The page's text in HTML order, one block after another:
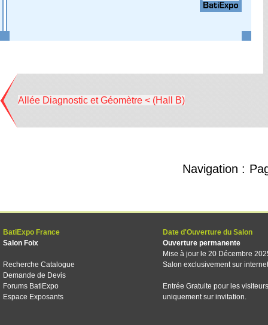
Allée Diagnostic et Géomètre < (Hall B)
Navigation :
BatiExpo France
Salon Foix
Recherche Catalogue
Demande de Devis
Forums BatiExpo
Espace Exposants
Date d'Ouverture du Salon
Ouverture permanente
Mise à jour le 20 Décembre
Salon exclusivement sur internet
Entrée Gratuite pour les visiteurs
uniquement sur invitation.